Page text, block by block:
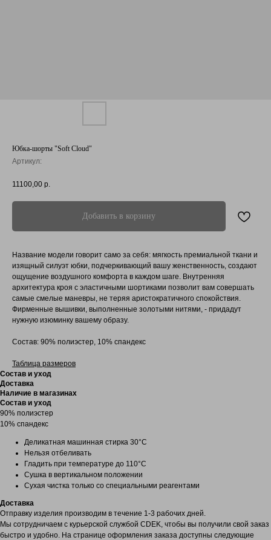
Юбка-шорты "Soft Cloud"
Артикул:
11100,00 р.
Добавить в корзину
Название модели говорит само за себя: мягкость премиальной ткани и
изящный силуэт юбки, подчеркивающий вашу женственность, создают
ощущение воздушного комфорта в каждом шаге. Внутренняя
архитектура кроя с эластичными шортиками позволит вам совершать
самые смелые маневры, не теряя аристократичного спокойствия.
Фирменные вышивки, выполненные золотыми нитями, - придадут
нужную изюминку вашему образу.
Состав: 90% полиэстер, 10% спандекс
Таблица размеров
Состав и уход
Доставка
Наличие в магазинах
Состав и уход
90% полиэстер
10% спандекс
Деликатная машинная стирка 30°С
Нельзя отбеливать
Гладить при температуре до 110°С
Сушка в вертикальном положении
Сухая чистка только со специальными реагентами
Доставка
Отправку изделия производим в течение 1-3 рабочих дней.
Мы сотрудничаем с курьерской службой CDEK, чтобы вы получили свой заказ
быстро и удобно. На странице оформления заказа доступны следующие